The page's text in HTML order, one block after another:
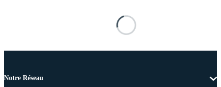
Notre Réseau